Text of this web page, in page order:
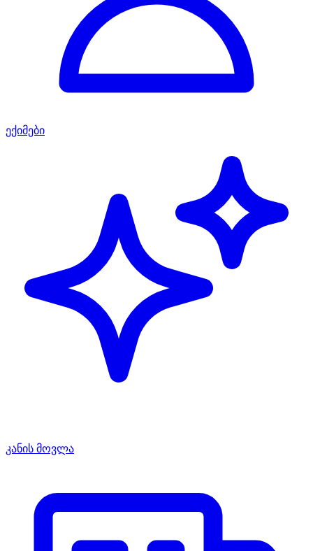
ექიმები
კანის მოვლა